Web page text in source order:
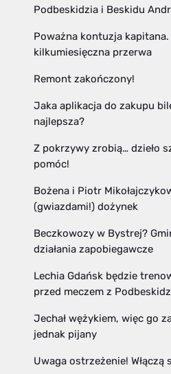
Podbeskidzia i Beskidu
Poważna kontuzja kapitana.
kilkumiesięczna przerwa
Remont zakończony!
Jaka aplikacja do zakupu
najlepsza?
Z pokrzywy zrobią… dzieło
pomóc!
Bożena i Piotr
(gwiazdami!) dożynek
Beczkowozy w Bystrej?
działania zapobiegawcze
Lechia Gdańsk będzie
przed meczem z
Jechał wężykiem, więc go
jednak pijany
Uwaga ostrzeżenie! Włączą